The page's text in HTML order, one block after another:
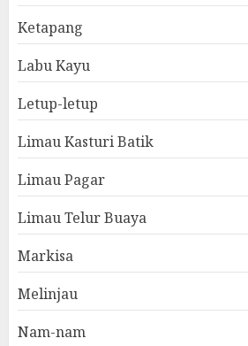
Ketapang
Labu Kayu
Letup-letup
Limau Kasturi Batik
Limau Pagar
Limau Telur Buaya
Markisa
Melinjau
Nam-nam